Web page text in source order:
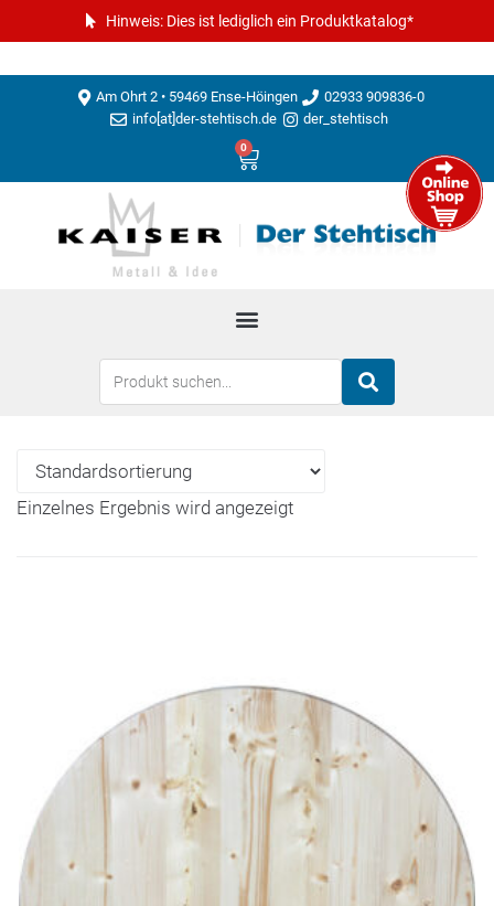
Hinweis: Dies ist lediglich ein Produktkatalog*
Am Ohrt 2 • 59469 Ense-Höingen
02933 909836-0
info[at]der-stehtisch.de
der_stehtisch
0
Einzelnes Ergebnis wird angezeigt